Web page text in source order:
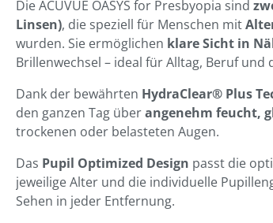
Die ACUVUE OASYS for Presbyopia sind
Linsen), die speziell für Menschen mit
wurden. Sie ermöglichen klare Sicht in
Brillenwechsel – ideal für Alltag, Beruf und
Dank der bewährten HydraClear® Plus
den ganzen Tag überangenehm feucht,
trockenen oder belasteten Augen.
Das Pupil Optimized Design passt die
jeweilige Alter und die individuelle
Sehen in jeder Entfernung.